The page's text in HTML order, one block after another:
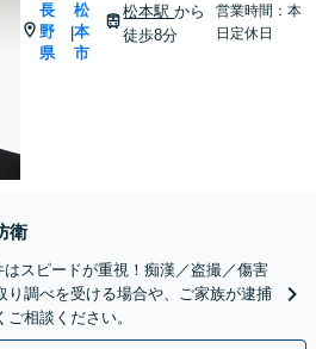
長
野
県
|
松
本
市
松本駅から
徒歩8分
営業時間：本
日定休日
衛
はスピードが重視！痴漢／盗撮／傷害
り調べを受ける場合や、ご家族が逮捕
相談ください。